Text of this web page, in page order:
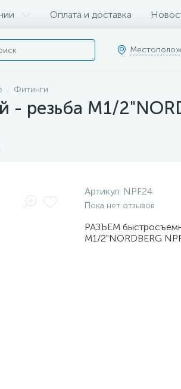
Оплата и доставка
Фитинги
резьба M1/
Артикул: NPF24
Пока нет отзывов
РАЗЪЕМ
M1/2"NORDBERG